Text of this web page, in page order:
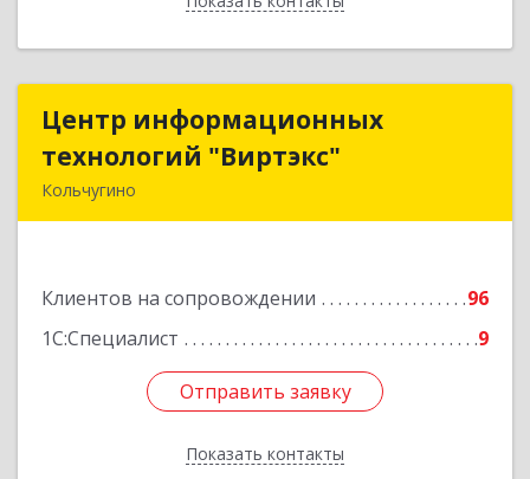
Центр информационных
технологий "Виртэкс"
Кольчугино
Клиентов на сопровождении
96
1С:Специалист
9
Отправить заявку
Показать контакты
Центр информационных
технологий "Виртэкс"
Подробнее
Отправить заявку
Назад